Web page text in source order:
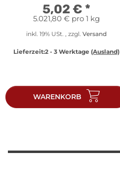
5,02 € *
5.021,80 € pro 1 kg
inkl. 19% USt. , zzgl. Versand
Lieferzeit:2 - 3 Werktage (Ausland)
WARENKORB